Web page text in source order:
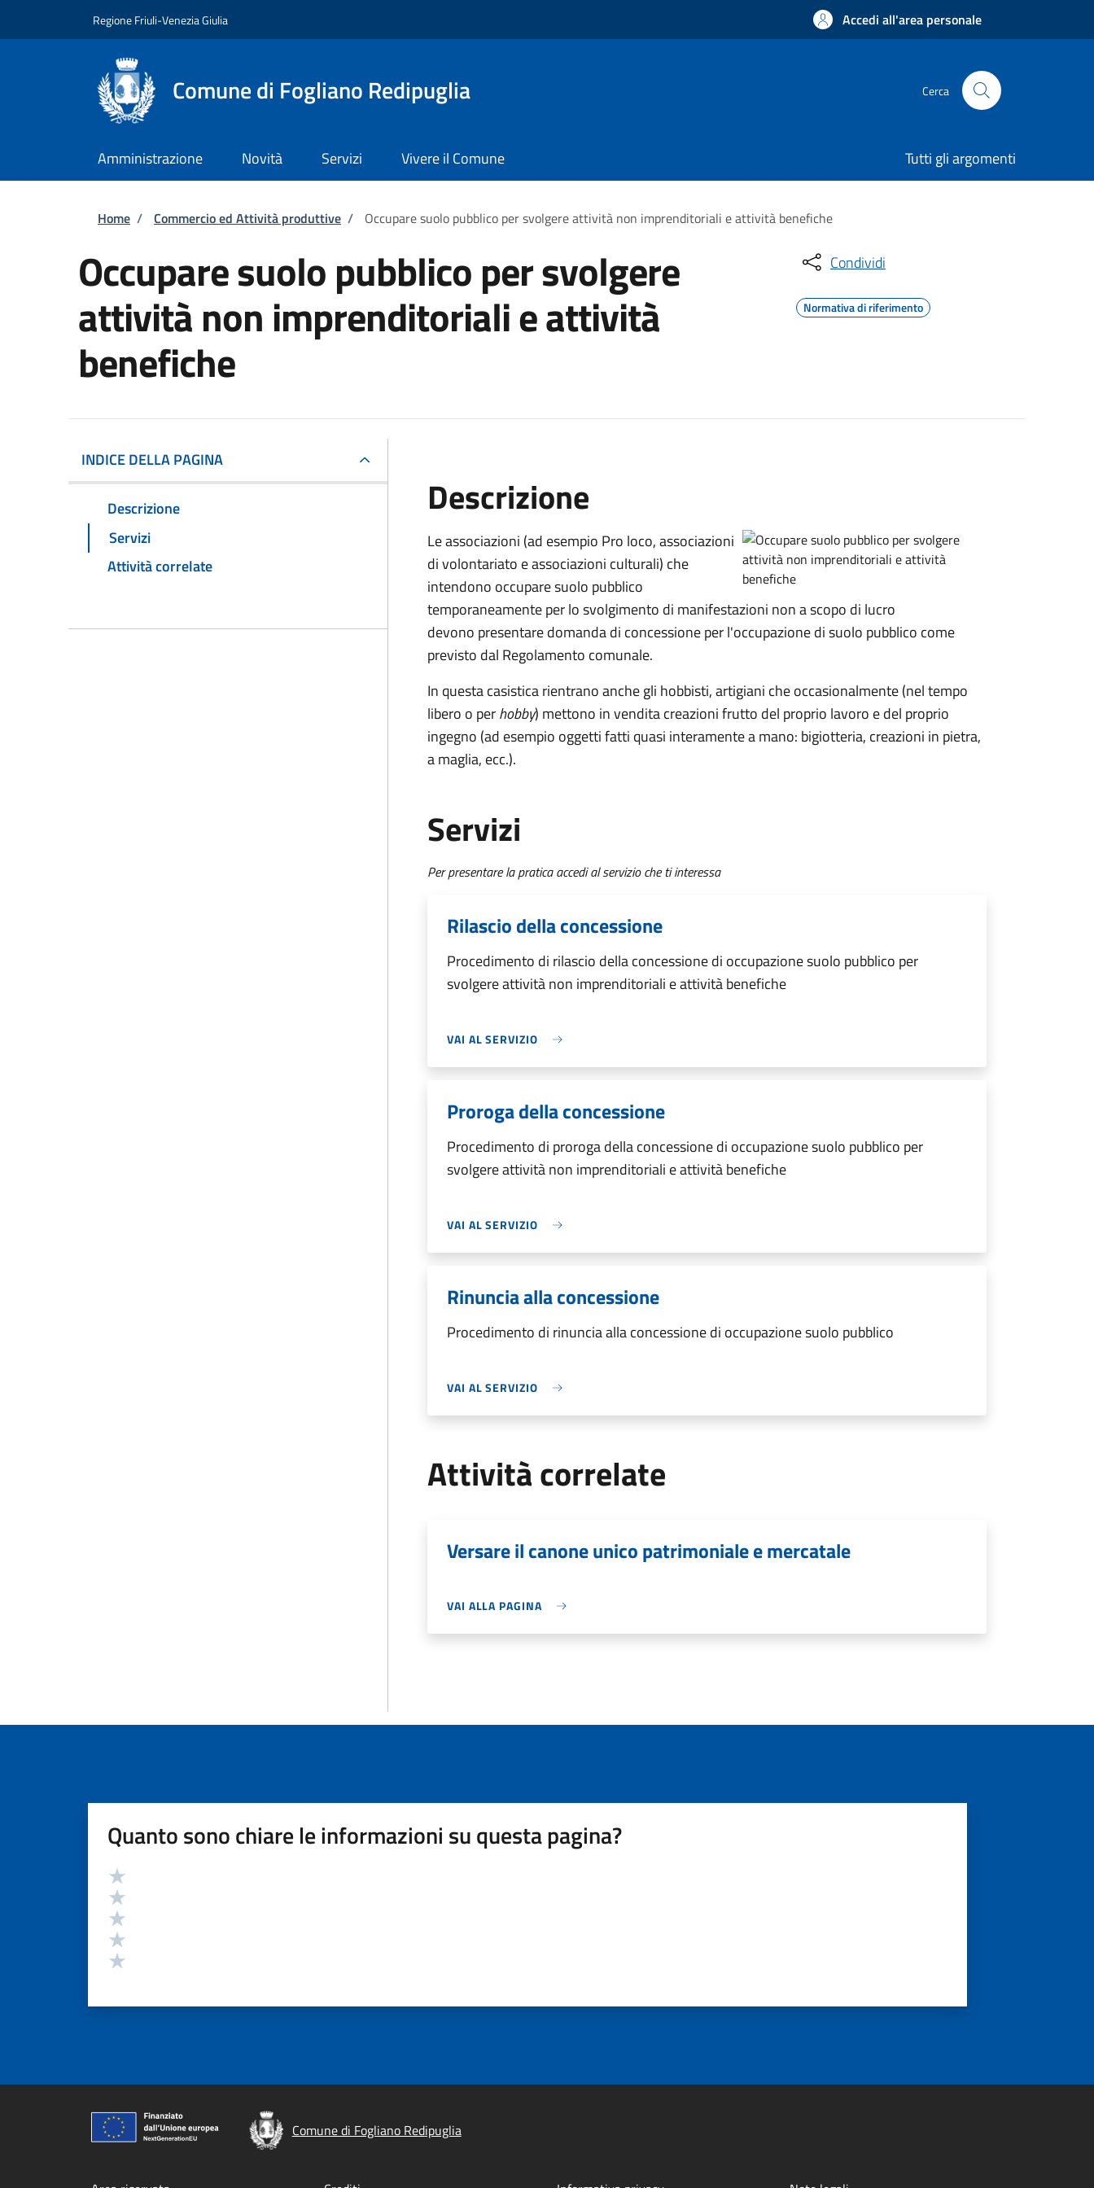
Regione Friuli-Venezia Giulia Accedi all'area personale
Comune di Fogliano Redipuglia Cerca
Amministrazione Novità Servizi Vivere il Comune Tutti gli argomenti
Briciole di pane
Home / Commercio ed Attività produttive / Occupare suolo pubblico per svolgere attività non imprenditoriali e attività benefiche
Occupare suolo pubblico per svolgere
attività non imprenditoriali e attività
benefiche
Condividi
Normativa di riferimento
INDICE DELLA PAGINA
Descrizione
Servizi
Attività correlate
Descrizione
Le associazioni (ad esempio Pro loco, associazioni
di volontariato e associazioni culturali) che
intendono occupare suolo pubblico
temporaneamente per lo svolgimento di manifestazioni non a scopo di lucro
devono presentare domanda di concessione per l'occupazione di suolo pubblico come
previsto dal Regolamento comunale.
In questa casistica rientrano anche gli hobbisti, artigiani che occasionalmente (nel tempo
libero o perhobby) mettono in vendita creazioni frutto del proprio lavoro e del proprio
ingegno (ad esempio oggetti fatti quasi interamente a mano: bigiotteria, creazioni in pietra,
a maglia, ecc.).
Servizi
Per presentare la pratica accedi al servizio che ti interessa
Rilascio della concessione
Procedimento di rilascio della concessione di occupazione suolo pubblico per
svolgere attività non imprenditoriali e attività benefiche
VAI AL SERVIZIO
Proroga della concessione
Procedimento di proroga della concessione di occupazione suolo pubblico per
svolgere attività non imprenditoriali e attività benefiche
VAI AL SERVIZIO
Rinuncia alla concessione
Procedimento di rinuncia alla concessione di occupazione suolo pubblico
VAI AL SERVIZIO
Attività correlate
Versare il canone unico patrimoniale e mercatale
VAI ALLA PAGINA
Quanto sono chiare le informazioni su questa pagina?
Valutazione
Comune di Fogliano Redipuglia